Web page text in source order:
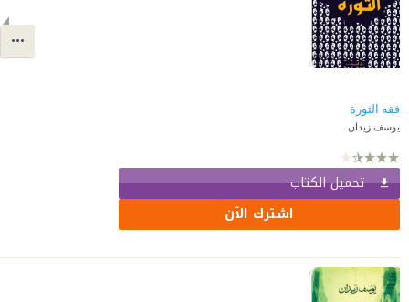
فقه الثورة
يوسف زيدان
تحميل الكتاب
اشترك الآن